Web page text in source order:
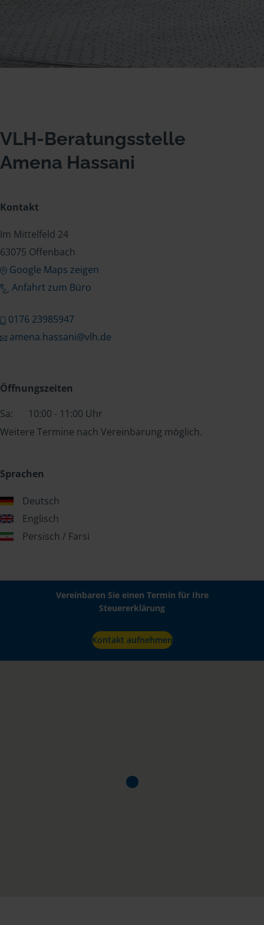
VLH-Beratungsstelle
Amena Hassani
Kontakt
Im Mittelfeld 24
63075 Offenbach
Google Maps zeigen
Anfahrt zum Büro
0176 23985947
amena.hassani@vlh.de
Öffnungszeiten
Sa:
10:00 - 11:00 Uhr
Weitere Termine nach Vereinbarung möglich.
Sprachen
Deutsch
Englisch
Persisch / Farsi
Vereinbaren Sie einen Termin für Ihre
Steuererklärung
Kontakt aufnehmen